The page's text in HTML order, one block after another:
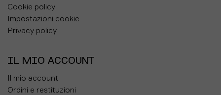
Cookie policy
Impostazioni cookie
Privacy policy
IL MIO ACCOUNT
Il mio account
Ordini e restituzioni